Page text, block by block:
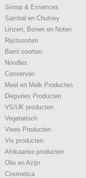
Siroop & Essences
Sambal en Chutney
Linzen, Bonen en Noten
Rijstsoorten
Bami soorten
Noodles
Conserven
Meel en Melk Producten
Diepvries Producten
VS/UK producten
Vegetarisch
Vlees Producten
Vis producten
Afrikaanse producten
Olie en Azijn
Cosmetica